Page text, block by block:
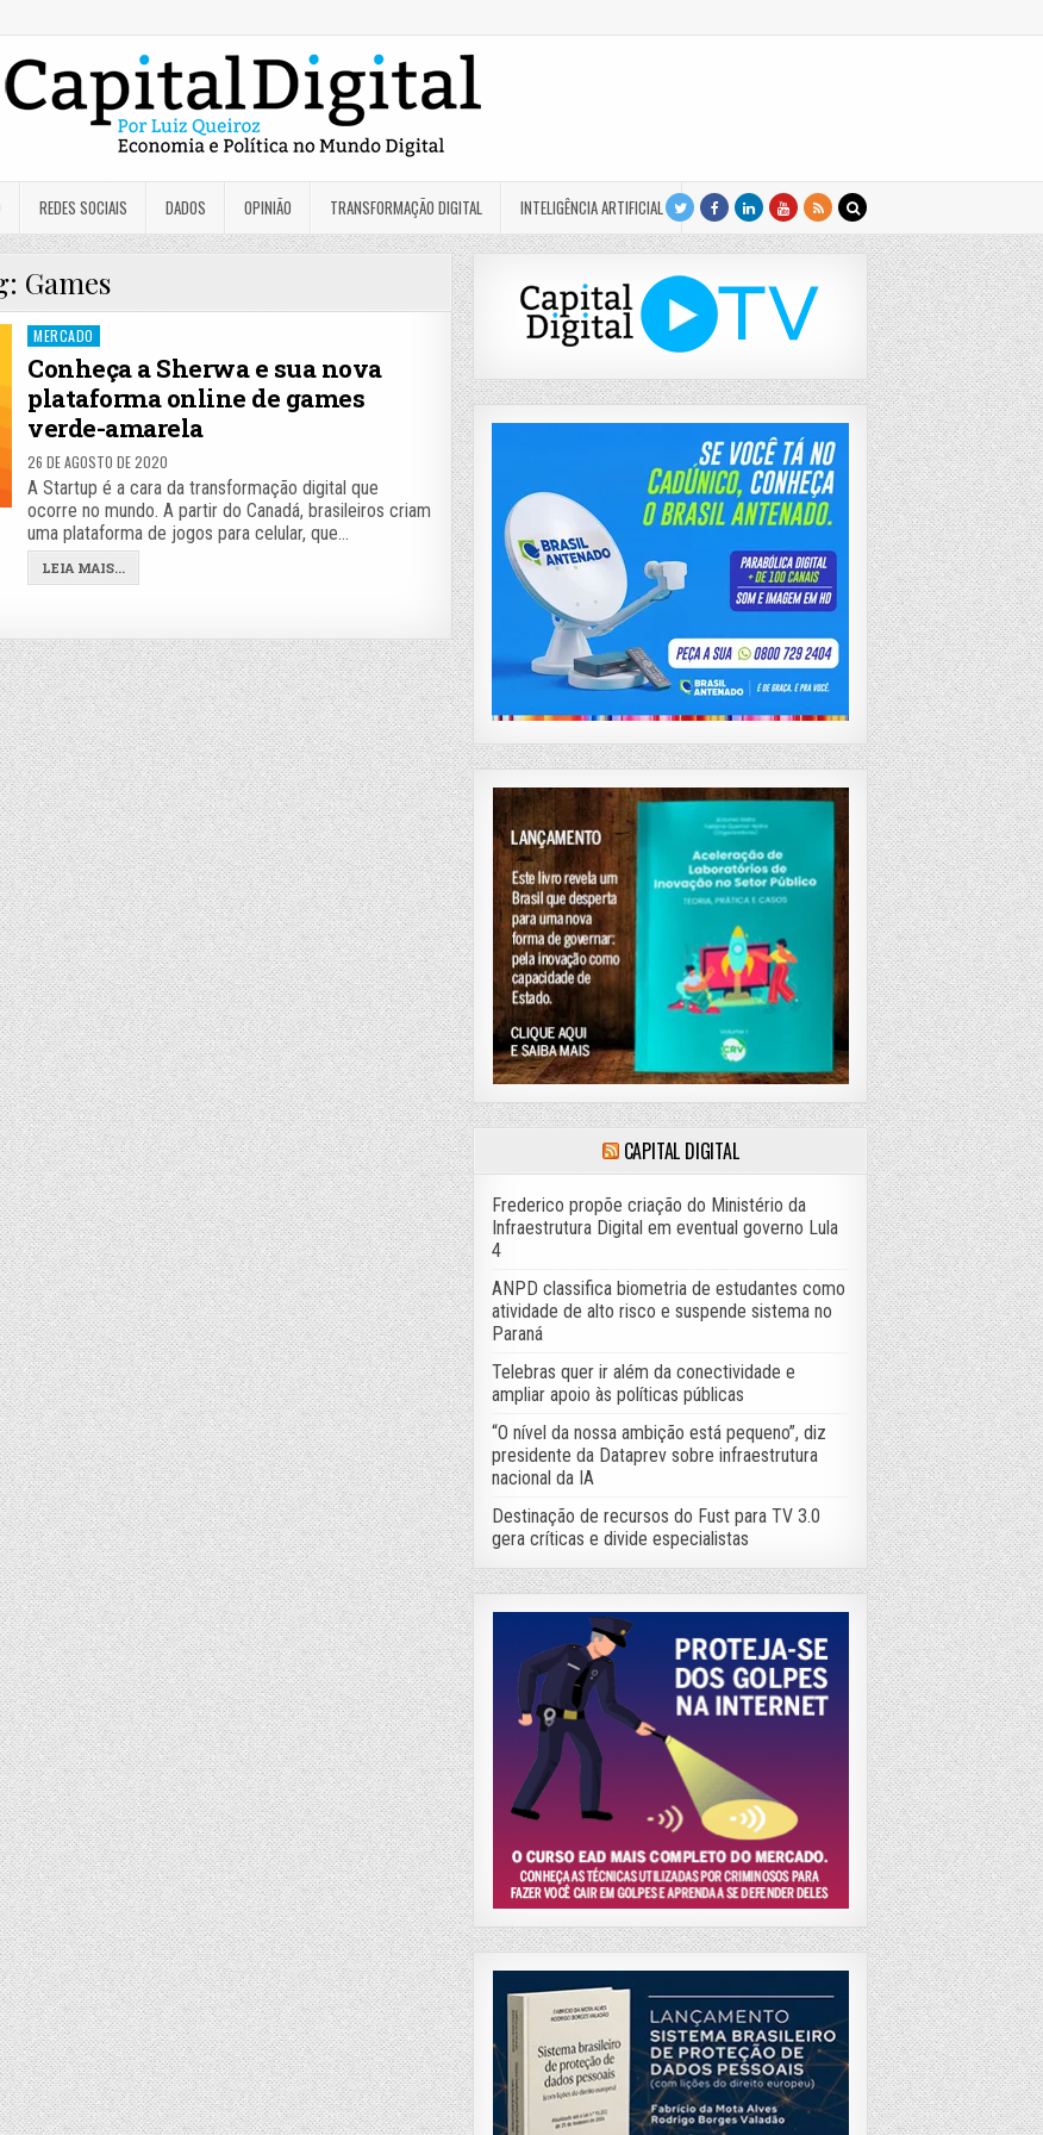
REDES SOCIAIS DADOS OPINIÃO TRANSFORMAÇÃO DIGITAL INTELIGÊNCIA ARTIFICIAL
Games
Posted
in
MERCADO
Conheça a Sherwa e sua nova
plataforma online de games
verde-amarela
26 DE AGOSTO DE 2020
A Startup é a cara da transformação digital que
ocorre no mundo. A partir do Canadá, brasileiros criam
uma plataforma de jogos para celular, que…
LEIA MAIS...
CAPITAL DIGITAL
Frederico propõe criação do Ministério da
Infraestrutura Digital em eventual governo Lula
4
ANPD classifica biometria de estudantes como
atividade de alto risco e suspende sistema no
Paraná
Telebras quer ir além da conectividade e
ampliar apoio às políticas públicas
“O nível da nossa ambição está pequeno”, diz
presidente da Dataprev sobre infraestrutura
nacional da IA
Destinação de recursos do Fust para TV 3.0
gera críticas e divide especialistas